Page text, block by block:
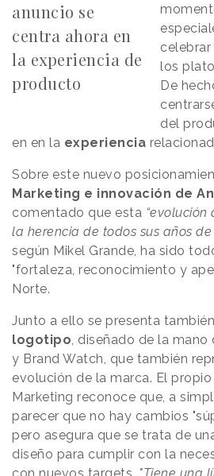
anuncio se
centra ahora en
la experiencia de
producto
los
De
del
en en la experiencia
Sobre este nuevo
Marketing e innovación de
comentado que esta
la herencia de todos sus años
según Mikel Grande, ha sido
"fortaleza, reconocimiento y
Norte.
Junto a ello se presenta
logotipo, diseñado de la mano
y Brand Watch, que también
evolución de la marca. El
Marketing reconoce que, a
parecer que no hay cambios
pero asegura que se trata de
diseño para cumplir con la